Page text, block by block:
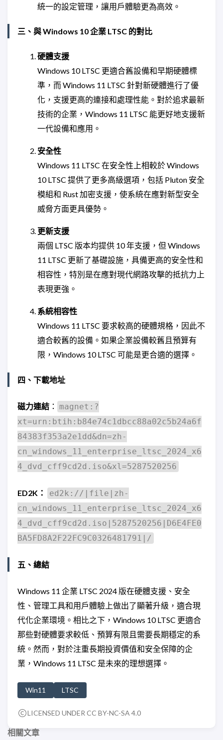
統一的設定管理，讓用戶體驗更為高效。
三、與 Windows 10 企業 LTSC 的對比
硬體支援
Windows 10 LTSC 更適合舊設備和早期硬體標
準，而 Windows 11 LTSC 針對新硬體進行了優
化，支援更高的連接和處理性能。對於追求最新
技術的企業，Windows 11 LTSC 能更好地支援新
一代設備和應用。
安全性
Windows 11 LTSC 在安全性上相較於 Windows
10 LTSC 提供了更多高級選項，包括 Pluton 安全
模組和 Rust 加密支援，使系統在應對新型安全
威脅方面更具優勢。
更新支援
兩個 LTSC 版本均提供 10 年支援，但 Windows
11 LTSC 更新了基礎設施，具備更高的安全性和
相容性，特別是在應對現代網路攻擊的抵抗力上
表現更強。
系統相容性
Windows 11 LTSC 要求較高的硬體規格，因此不
適合較舊的設備。如果企業設備較舊且預算有
限，Windows 10 LTSC 可能是更合適的選擇。
四、下載地址
磁力連結 ：
magnet:?
xt=urn:btih:b84e74c1dbcc88a02c5b24a6f
84383f353a2e1dd&dn=zh-
cn_windows_11_enterprise_ltsc_2024_x6
4_dvd_cff9cd2d.iso&xl=5287520256
ED2K：
ed2k://|file|zh-
cn_windows_11_enterprise_ltsc_2024_x6
4_dvd_cff9cd2d.iso|5287520256|D6E4FE0
BA5FD8A2F22FC9C0326481791|/
五、總結
Windows 11 企業 LTSC 2024 版在硬體支援、安全
性、管理工具和用戶體驗上做出了顯著升級，適合現
代化企業環境。相比之下，Windows 10 LTSC 更適合
那些對硬體要求較低、預算有限且需要長期穩定的系
統。然而，對於注重長期投資價值和安全保障的企
業，Windows 11 LTSC 是未來的理想選擇。
Win11 LTSC
LICENSED UNDER CC BY-NC-SA 4.0
相關文章